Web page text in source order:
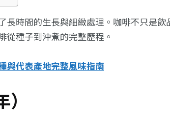
長時間的生長與細緻處理。咖啡不只是
從種子到沖煮的完整歷程。
與代表產地完整風味指南